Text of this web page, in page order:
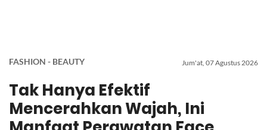
FASHION - BEAUTY Jum'at, 07 Agustus 2026
Tak Hanya Efektif
Mencerahkan Wajah, Ini